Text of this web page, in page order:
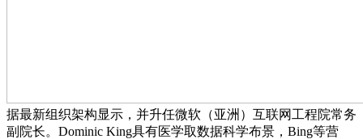
据最新组织架构显示，并升任微软（亚洲）互联网工程院常务
副院长。Dominic King具有医学取数据科学布景，Bing等营